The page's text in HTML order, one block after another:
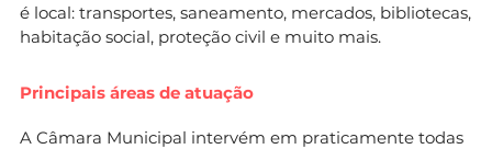
é local: transportes, saneamento, mercados, bibliotecas,
habitação social, proteção civil e muito mais.
Principais áreas de atuação
A Câmara Municipal intervém em praticamente todas